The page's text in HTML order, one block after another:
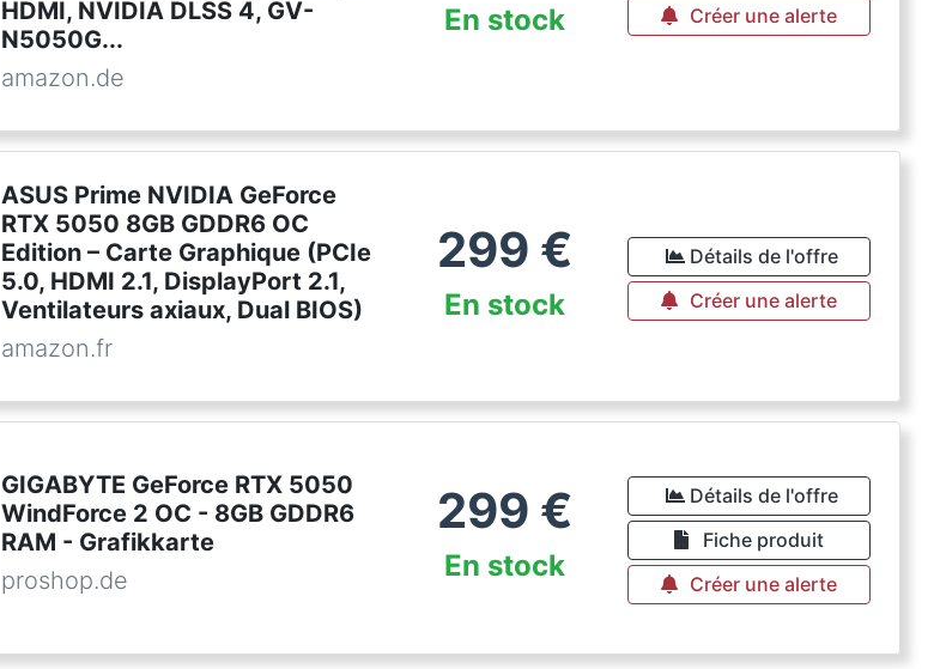
HDMI, NVIDIA DLSS 4, GV-
N5050G...
amazon.de
En stock
Créer une alerte
ASUS Prime NVIDIA GeForce
RTX 5050 8GB GDDR6 OC
Edition – Carte Graphique (PCIe
5.0, HDMI 2.1, DisplayPort 2.1,
Ventilateurs axiaux, Dual BIOS)
amazon.fr
299 €
En stock
Détails de l'offre
Créer une alerte
GIGABYTE GeForce RTX 5050
WindForce 2 OC - 8GB GDDR6
RAM - Grafikkarte
proshop.de
299 €
En stock
Détails de l'offre
Fiche produit
Créer une alerte